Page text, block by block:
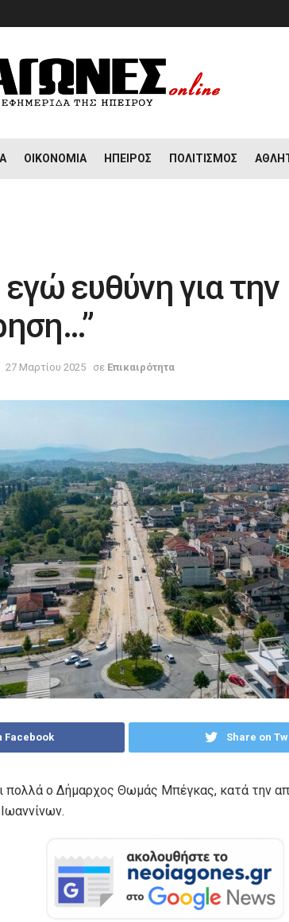
ΟΙΚΟΝΟΜΊΑ ΉΠΕΙΡΟΣ ΠΟΛΙΤΙΣΜΌΣ
ευθύνη για την
27 Μαρτίου 2025 σε Επικαιρότητα
Facebook Share on
πολλά o Δήμαρχος Θωμάς Μπέγκας, κατά την